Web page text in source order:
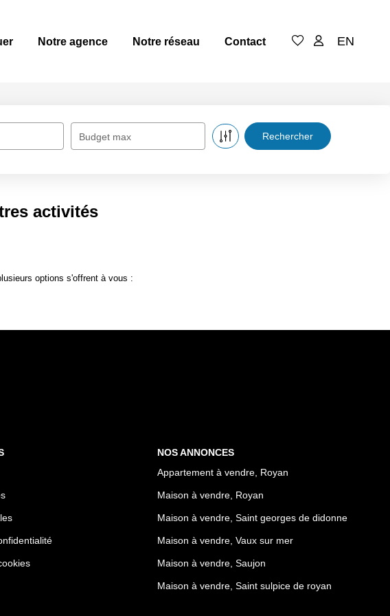
Notre agence Notre réseau Contact EN
Budget max
activités
options s'offrent à vous :
NOS ANNONCES
Appartement à vendre, Royan
Maison à vendre, Royan
Maison à vendre, Saint georges de didonne
Maison à vendre, Vaux sur mer
Maison à vendre, Saujon
Maison à vendre, Saint sulpice de royan